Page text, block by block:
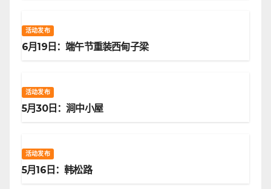
活动发布
6月19日：端午节重装西甸子梁
活动发布
5月30日：涧中小屋
活动发布
5月16日：韩松路